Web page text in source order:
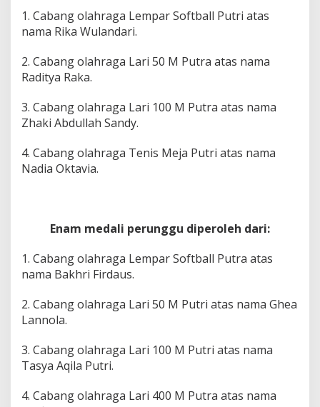
1. Cabang olahraga Lempar Softball Putri atas
nama Rika Wulandari.
2. Cabang olahraga Lari 50 M Putra atas nama
Raditya Raka.
3. Cabang olahraga Lari 100 M Putra atas nama
Zhaki Abdullah Sandy.
4. Cabang olahraga Tenis Meja Putri atas nama
Nadia Oktavia.
Enam medali perunggu diperoleh dari:
1. Cabang olahraga Lempar Softball Putra atas
nama Bakhri Firdaus.
2. Cabang olahraga Lari 50 M Putri atas nama Ghea
Lannola.
3. Cabang olahraga Lari 100 M Putri atas nama
Tasya Aqila Putri.
4. Cabang olahraga Lari 400 M Putra atas nama